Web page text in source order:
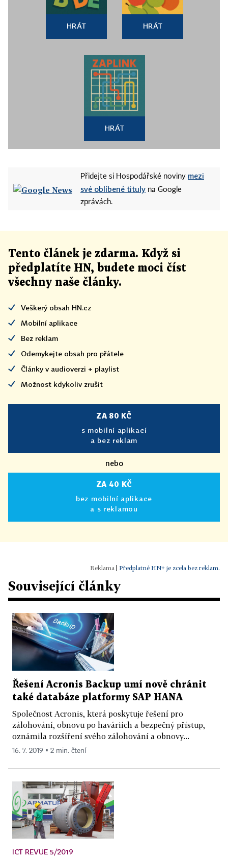
HRÁT HRÁT
HRÁT
Přidejte si Hospodářské noviny mezi
své oblíbené tituly na Google
zprávách.
Tento článek je zdarma. Když si
předplatíte HN, budete moci číst
všechny naše články.
Veškerý obsah HN.cz
Mobilní aplikace
Bez reklam
Odemykejte obsah pro přátele
Články v audioverzi + playlist
Možnost kdykoliv zrušit
ZA 80 KČ
s mobilní aplikací
a bez reklam
nebo
ZA 40 KČ
bez mobilní aplikace
a s reklamou
Předplatné HN+ je zcela bez reklam.
Související články
Řešení Acronis Backup umí nově chránit
také databáze platformy SAP HANA
Společnost Acronis, která poskytuje řešení pro
zálohování, obnovu po haváriích a bezpečný přístup,
oznámila rozšíření svého zálohování a obnovy...
16. 7. 2019 ▪ 2 min. čtení
ICT REVUE 5/2019